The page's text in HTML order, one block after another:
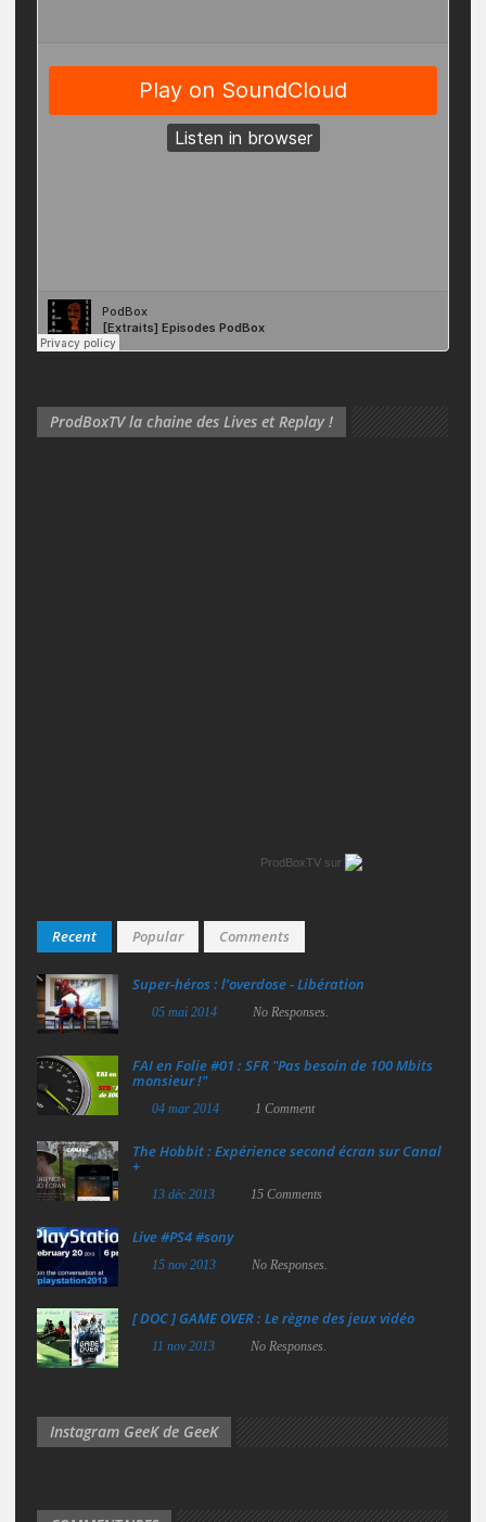
ProdBoxTV la chaine des Lives et Replay !
ProdBoxTV sur
Recent Popular Comments
Super‑héros : l’overdose - Libération
05 mai 2014 No Responses.
FAI en Folie #01 : SFR "Pas besoin de 100 Mbits
monsieur !"
04 mar 2014 1 Comment
The Hobbit : Expérience second écran sur Canal
+
13 déc 2013 15 Comments
Live #PS4 #sony
15 nov 2013 No Responses.
[ DOC ] GAME OVER : Le règne des jeux vidéo
11 nov 2013 No Responses.
Instagram GeeK de GeeK